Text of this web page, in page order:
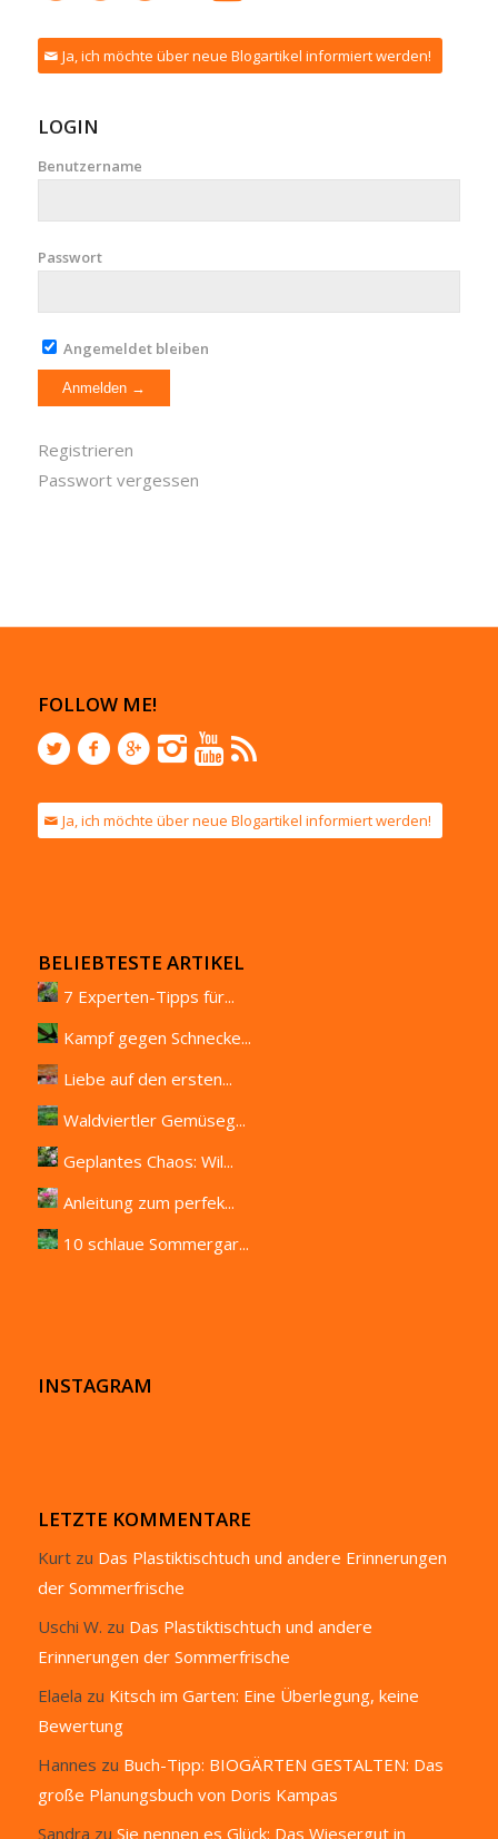
Ja, ich möchte über neue Blogartikel informiert werden!
LOGIN
Benutzername
Passwort
Angemeldet bleiben
Registrieren
Passwort vergessen
FOLLOW ME!
Ja, ich möchte über neue Blogartikel informiert werden!
BELIEBTESTE ARTIKEL
7 Experten-Tipps für...
Kampf gegen Schnecke...
Liebe auf den ersten...
Waldviertler Gemüseg...
Geplantes Chaos: Wil...
Anleitung zum perfek...
10 schlaue Sommergar...
INSTAGRAM
LETZTE KOMMENTARE
Kurtzu Das Plastiktischtuch und andere Erinnerungen
der Sommerfrische
Uschi W. zu Das Plastiktischtuch und andere
Erinnerungen der Sommerfrische
Elaela zu Kitsch im Garten: Eine Überlegung, keine
Bewertung
Hannes zu Buch-Tipp: BIOGÄRTEN GESTALTEN: Das
große Planungsbuch von Doris Kampas
Sandra zu Sie nennen es Glück: Das Wiesergut in